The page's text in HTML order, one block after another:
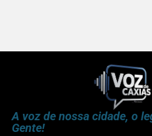
A voz de nossa cidade, o
Gente!